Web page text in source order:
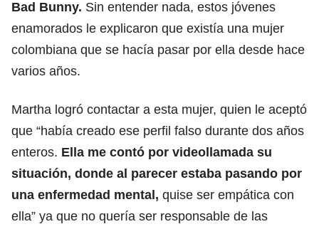
Bad Bunny. Sin entender nada, estos jóvenes
enamorados le explicaron que existía una mujer
colombiana que se hacía pasar por ella desde hace
varios años.
Martha logró contactar a esta mujer, quien le aceptó
que “había creado ese perfil falso durante dos años
enteros. Ella me contó por videollamada su
situación, donde al parecer estaba pasando por
una enfermedad mental, quise ser empática con
ella” ya que no quería ser responsable de las